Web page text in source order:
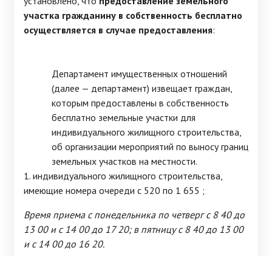
участка гражданину в собственность бесплатно
осуществляется в случае предоставления:
Департамент имущественных отношений
(далее — департамент) извещает граждан,
которым предоставлены в собственность
бесплатно земельные участки для
индивидуального жилищного строительства,
об организации мероприятий по выносу границ
земельных участков на местности.
1. индивидуального жилищного строительства,
имеющие номера очереди с 520 по 1 655 ;
Время приема с понедельника по четверг с 8 40 до
13 00 и с 14 00 до 17 20; в пятницу с 8 40 до 13 00
и с 14 00 до 16 20.